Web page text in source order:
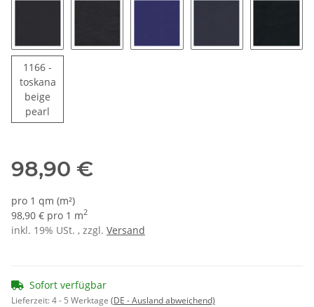
1151 - schwarz
1166 -
toskana
beige
pearl
98,90 €
pro 1 qm (m²)
98,90 € pro 1 m2
inkl. 19% USt. , zzgl. Versand
Sofort verfügbar
Lieferzeit:4 - 5 Werktage (DE - Ausland abweichend)